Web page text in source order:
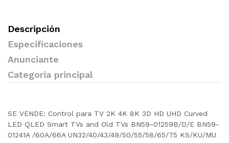
Descripción
Especificaciones
Anunciante
Categoria principal
SE VENDE: Control para TV 2K 4K 8K 3D HD UHD Curved
LED QLED Smart TVs and Old TVs BN59-01259B/D/E BN59-
01241A /60A/66A UN32/40/43/49/50/55/58/65/75 KS/KU/MU